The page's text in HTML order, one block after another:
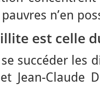
n’en
est celle
succéder les
Jean-Claude